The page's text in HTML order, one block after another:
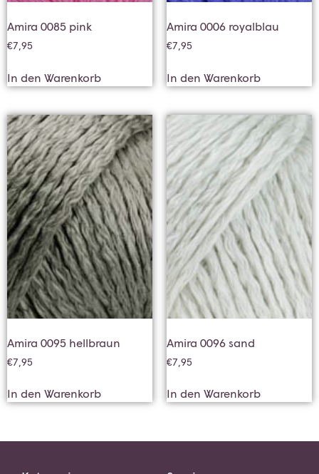
Amira 0085 pink
€7,95
In den Warenkorb
Amira 0006 royalblau
€7,95
In den Warenkorb
Amira 0095 hellbraun
€7,95
In den Warenkorb
Amira 0096 sand
€7,95
In den Warenkorb